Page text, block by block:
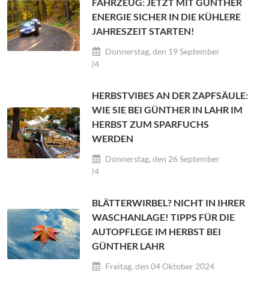
ENERGIE SICHER IN DIE KÜHLERE
JAHRESZEIT STARTEN!
Donnerstag, den 19 September
2024
HERBSTVIBES AN DER ZAPFSÄULE:
WIE SIE BEI GÜNTHER IN LAHR IM
HERBST ZUM SPARFUCHS
WERDEN
Donnerstag, den 26 September
2024
BLÄTTERWIRBEL? NICHT IN IHRER
WASCHANLAGE! TIPPS FÜR DIE
AUTOPFLEGE IM HERBST BEI
GÜNTHER LAHR
Freitag, den 04 Oktober 2024